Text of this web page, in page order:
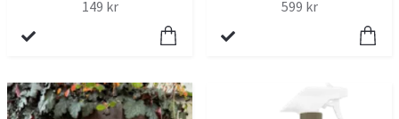
149 kr 599 kr